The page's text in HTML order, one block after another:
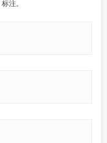
标注。